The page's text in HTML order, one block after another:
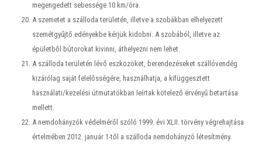
megengedett sebessége 10 km/óra.
A szemetet a szálloda területén, illetve a szobákban elhelyezett
szemétgyűjtő edényekbe kérjük kidobni. A szobából, illetve az
épületből bútorokat kivinni, áthelyezni nem lehet.
A szálloda területén lévő eszközöket, berendezéseket szállóvendég
kizárólag saját felelősségére, használhatja, a kifüggesztett
használati/kezelési útmutatókban leírtak kötelező érvényű betartása
mellett.
A nemdohányzók védelméről szóló 1999. évi XLII. törvény végrehajtása
értelmében 2012. január 1-től a szálloda nemdohányzó létesítmény.